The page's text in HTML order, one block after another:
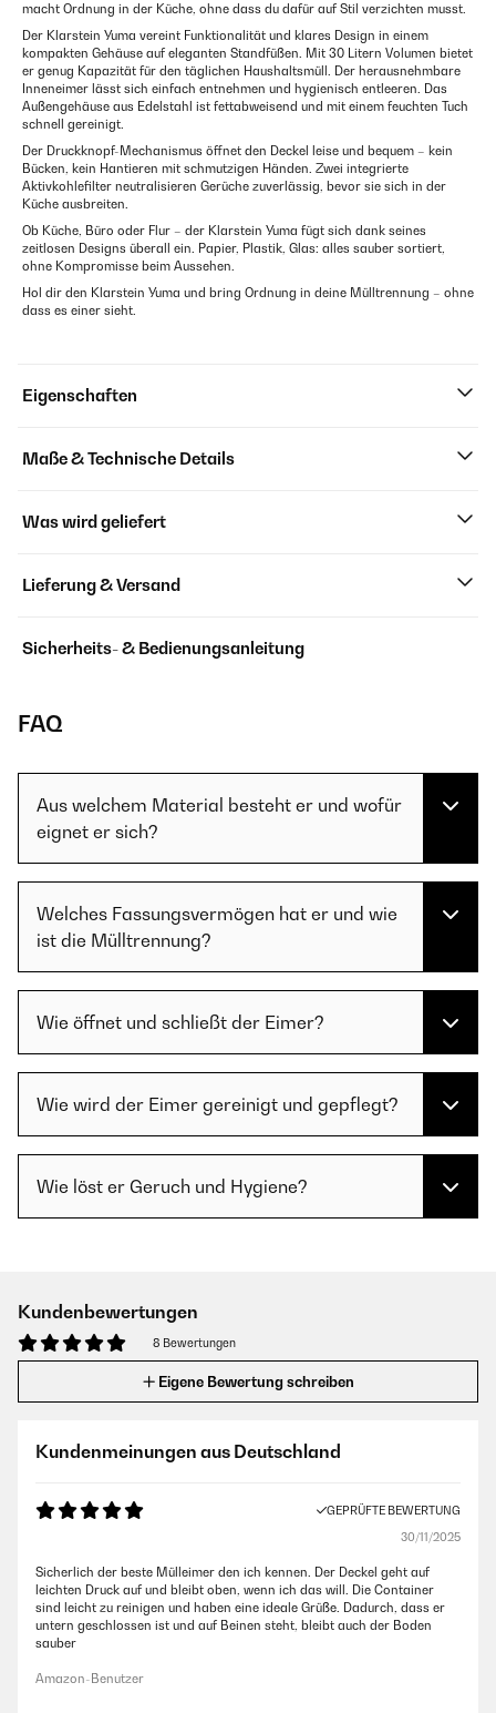
macht Ordnung in der Küche, ohne dass du dafür auf Stil verzichten musst.
Der Klarstein Yuma vereint Funktionalität und klares Design in einem
kompakten Gehäuse auf eleganten Standfüßen. Mit 30 Litern Volumen bietet
er genug Kapazität für den täglichen Haushaltsmüll. Der herausnehmbare
Inneneimer lässt sich einfach entnehmen und hygienisch entleeren. Das
Außengehäuse aus Edelstahl ist fettabweisend und mit einem feuchten Tuch
schnell gereinigt.
Der Druckknopf-Mechanismus öffnet den Deckel leise und bequem – kein
Bücken, kein Hantieren mit schmutzigen Händen. Zwei integrierte
Aktivkohlefilter neutralisieren Gerüche zuverlässig, bevor sie sich in der
Küche ausbreiten.
Ob Küche, Büro oder Flur – der Klarstein Yuma fügt sich dank seines
zeitlosen Designs überall ein. Papier, Plastik, Glas: alles sauber sortiert,
ohne Kompromisse beim Aussehen.
Hol dir den Klarstein Yuma und bring Ordnung in deine Mülltrennung – ohne
dass es einer sieht.
Eigenschaften
Maße & Technische Details
Was wird geliefert
Lieferung & Versand
Sicherheits- & Bedienungsanleitung
FAQ
Aus welchem Material besteht er und wofür
eignet er sich?
Welches Fassungsvermögen hat er und wie
ist die Mülltrennung?
Wie öffnet und schließt der Eimer?
Wie wird der Eimer gereinigt und gepflegt?
Wie löst er Geruch und Hygiene?
Kundenbewertungen
8 Bewertungen
Eigene Bewertung schreiben
Kundenmeinungen aus Deutschland
GEPRÜFTE BEWERTUNG
30/11/2025
Sicherlich der beste Mülleimer den ich kennen. Der Deckel geht auf
leichten Druck auf und bleibt oben, wenn ich das will. Die Container
sind leicht zu reinigen und haben eine ideale Grüße. Dadurch, dass er
untern geschlossen ist und auf Beinen steht, bleibt auch der Boden
sauber
Amazon-Benutzer